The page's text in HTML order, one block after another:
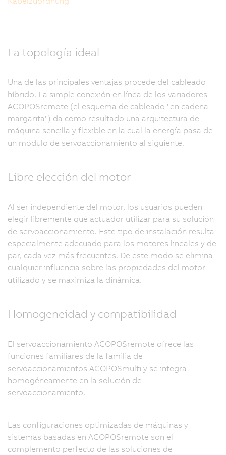
La topología ideal
Una de las principales ventajas procede del cableado
híbrido. La simple conexión en línea de los variadores
ACOPOSremote (el esquema de cableado "en cadena
margarita") da como resultado una arquitectura de
máquina sencilla y flexible en la cual la energía pasa de
un módulo de servoaccionamiento al siguiente.
Libre elección del motor
Al ser independiente del motor, los usuarios pueden
elegir libremente qué actuador utilizar para su solución
de servoaccionamiento. Este tipo de instalación resulta
especialmente adecuado para los motores lineales y de
par, cada vez más frecuentes. De este modo se elimina
cualquier influencia sobre las propiedades del motor
utilizado y se maximiza la dinámica.
Homogeneidad y compatibilidad
El servoaccionamiento ACOPOSremote ofrece las
funciones familiares de la familia de
servoaccionamientos ACOPOSmulti y se integra
homogéneamente en la solución de
servoaccionamiento.
Las configuraciones optimizadas de máquinas y
sistemas basadas en ACOPOSremote son el
complemento perfecto de las soluciones de